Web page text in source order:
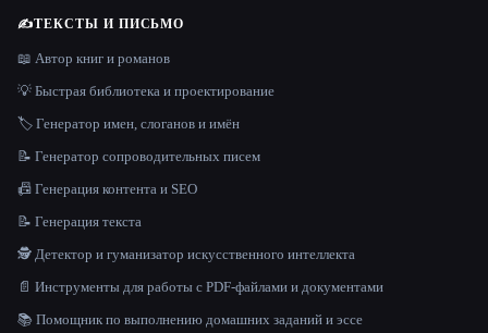
✍️ТЕКСТЫ И ПИСЬМО
📖 Автор книг и романов
💡 Быстрая библиотека и проектирование
🏷️ Генератор имен, слоганов и имён
📝 Генератор сопроводительных писем
📠 Генерация контента и SEO
📝 Генерация текста
🕵️ Детектор и гуманизатор искусственного интеллекта
📄 Инструменты для работы с PDF-файлами и документами
📚 Помощник по выполнению домашних заданий и эссе